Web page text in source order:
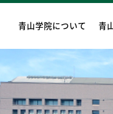
青山学院について 青